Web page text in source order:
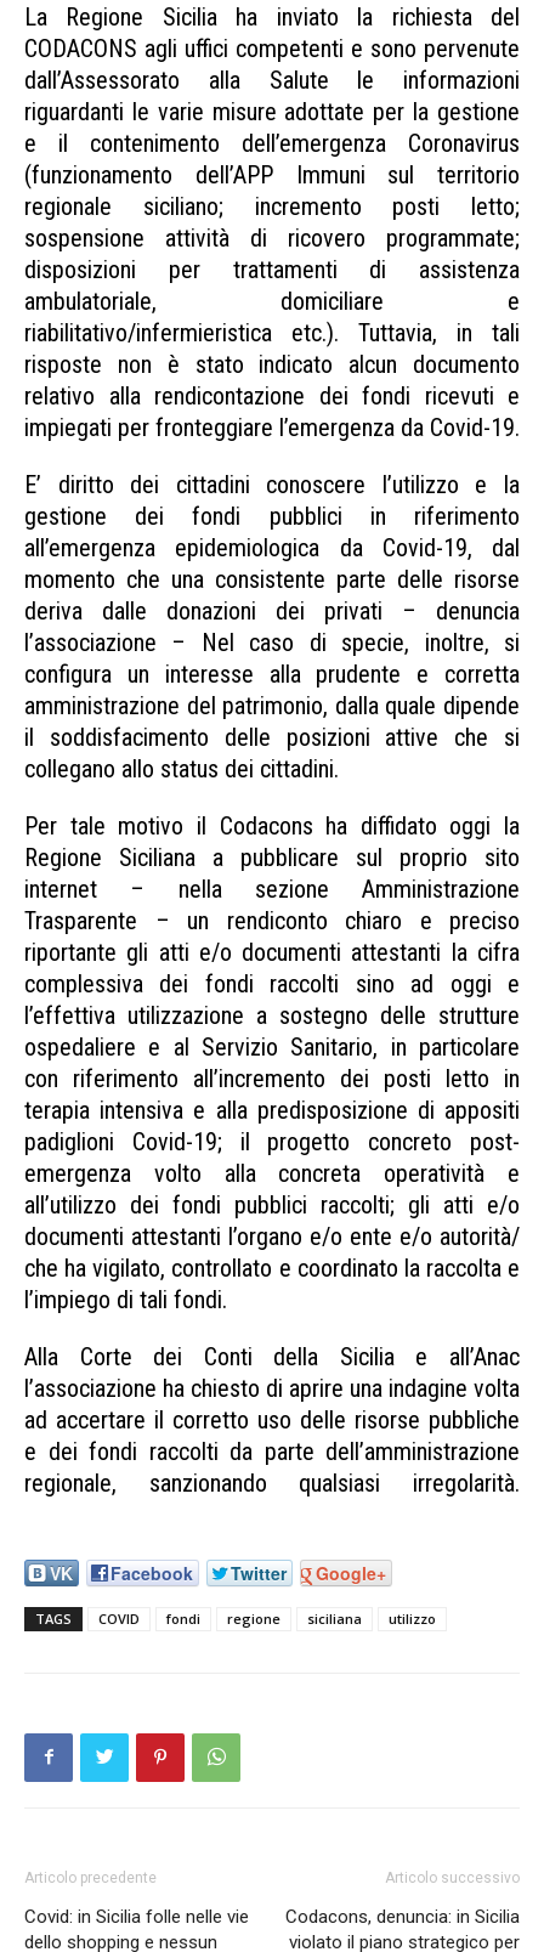
La Regione Sicilia ha inviato la richiesta del
CODACONS agli uffici competenti e sono pervenute
dall’Assessorato alla Salute le informazioni
riguardanti le varie misure adottate per la gestione
e il contenimento dell’emergenza Coronavirus
(funzionamento dell’APP Immuni sul territorio
regionale siciliano; incremento posti letto;
sospensione attività di ricovero programmate;
disposizioni per trattamenti di assistenza
ambulatoriale, domiciliare e
riabilitativo/infermieristica etc.). Tuttavia, in tali
risposte non è stato indicato alcun documento
relativo alla rendicontazione dei fondi ricevuti e
impiegati per fronteggiare l’emergenza da Covid-19.
E’ diritto dei cittadini conoscere l’utilizzo e la
gestione dei fondi pubblici in riferimento
all’emergenza epidemiologica da Covid-19, dal
momento che una consistente parte delle risorse
deriva dalle donazioni dei privati – denuncia
l’associazione – Nel caso di specie, inoltre, si
configura un interesse alla prudente e corretta
amministrazione del patrimonio, dalla quale dipende
il soddisfacimento delle posizioni attive che si
collegano allo status dei cittadini.
Per tale motivo il Codacons ha diffidato oggi la
Regione Siciliana a pubblicare sul proprio sito
internet – nella sezione Amministrazione
Trasparente – un rendiconto chiaro e preciso
riportante gli atti e/o documenti attestanti la cifra
complessiva dei fondi raccolti sino ad oggi e
l’effettiva utilizzazione a sostegno delle strutture
ospedaliere e al Servizio Sanitario, in particolare
con riferimento all’incremento dei posti letto in
terapia intensiva e alla predisposizione di appositi
padiglioni Covid-19; il progetto concreto post-
emergenza volto alla concreta operatività e
all’utilizzo dei fondi pubblici raccolti; gli atti e/o
documenti attestanti l’organo e/o ente e/o autorità/
che ha vigilato, controllato e coordinato la raccolta e
l’impiego di tali fondi.
Alla Corte dei Conti della Sicilia e all’Anac
l’associazione ha chiesto di aprire una indagine volta
ad accertare il corretto uso delle risorse pubbliche
e dei fondi raccolti da parte dell’amministrazione
regionale, sanzionando qualsiasi irregolarità.
VK Facebook Twitter Google+
TAGS COVID fondi regione siciliana utilizzo
Articolo precedente
Covid: in Sicilia folle nelle vie
dello shopping e nessun
Articolo successivo
Codacons, denuncia: in Sicilia
violato il piano strategico per